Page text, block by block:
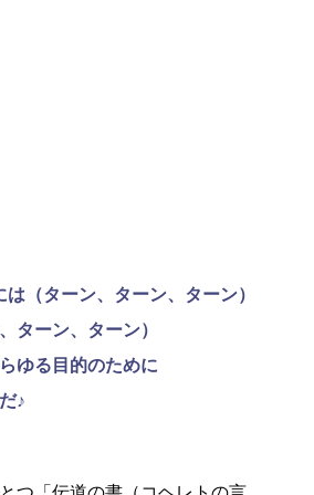
（ターン、ターン、ターン）
ターン、ターン）
ゆる目的のために
♪